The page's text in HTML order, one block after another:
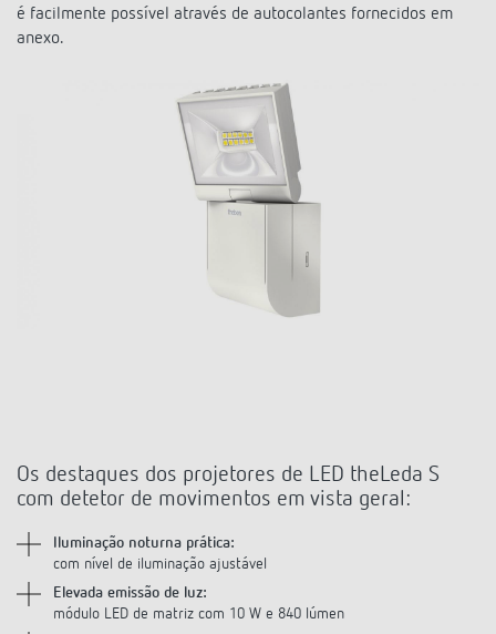
Design
Distribuicao global
LUXORliving
é facilmente possível através de autocolantes fornecidos em
anexo.
Os destaques dos projetores de LED theLeda S
com detetor de movimentos em vista geral:
Iluminação noturna prática:
com nível de iluminação ajustável
Elevada emissão de luz:
módulo LED de matriz com 10 W e 840 lúmen